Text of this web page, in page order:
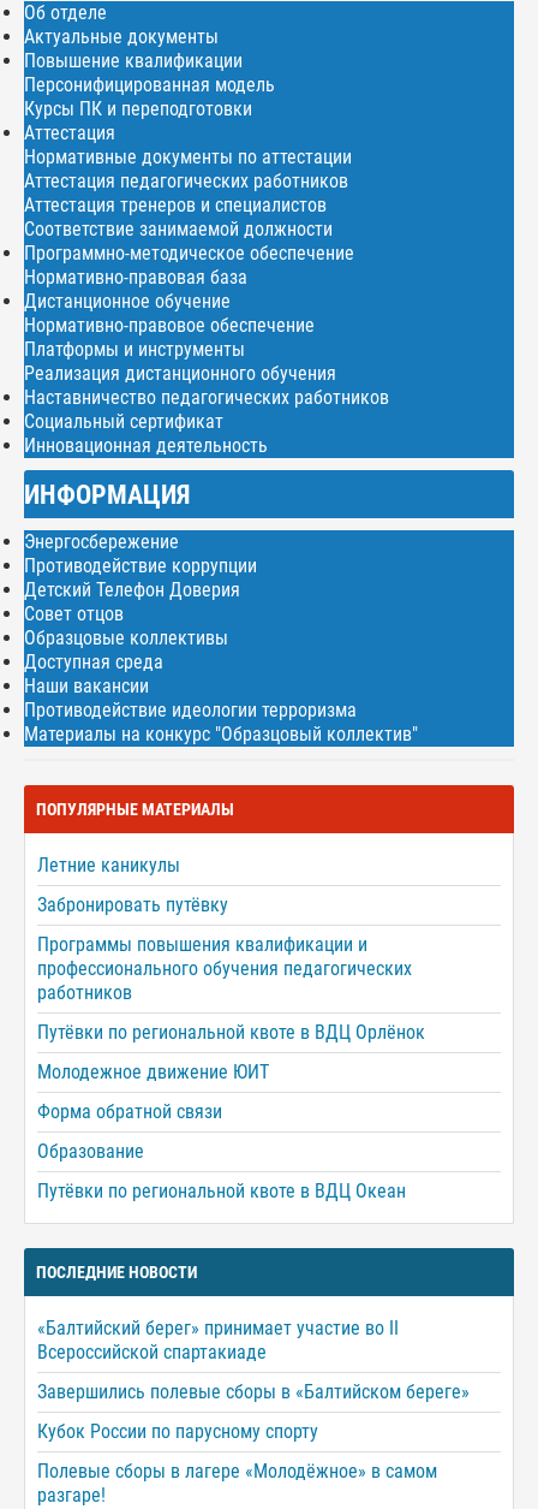
Об отделе
Актуальные документы
Повышение квалификации
Персонифицированная модель
Курсы ПК и переподготовки
Аттестация
Нормативные документы по аттестации
Аттестация педагогических работников
Аттестация тренеров и специалистов
Соответствие занимаемой должности
Программно-методическое обеспечение
Нормативно-правовая база
Дистанционное обучение
Нормативно-правовое обеспечение
Платформы и инструменты
Реализация дистанционного обучения
Наставничество педагогических работников
Социальный сертификат
Инновационная деятельность
ИНФОРМАЦИЯ
Энергосбережение
Противодействие коррупции
Детский Телефон Доверия
Совет отцов
Образцовые коллективы
Доступная среда
Наши вакансии
Противодействие идеологии терроризма
Материалы на конкурс "Образцовый коллектив"
ПОПУЛЯРНЫЕ МАТЕРИАЛЫ
Летние каникулы
Забронировать путёвку
Программы повышения квалификации и
профессионального обучения педагогических
работников
Путёвки по региональной квоте в ВДЦ Орлёнок
Молодежное движение ЮИТ
Форма обратной связи
Образование
Путёвки по региональной квоте в ВДЦ Океан
ПОСЛЕДНИЕ НОВОСТИ
«Балтийский берег» принимает участие во II
Всероссийской спартакиаде
Завершились полевые сборы в «Балтийском береге»
Кубок России по парусному спорту
Полевые сборы в лагере «Молодёжное» в самом
разгаре!